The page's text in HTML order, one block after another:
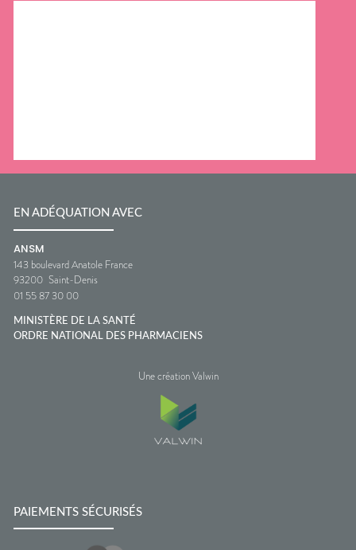
EN ADÉQUATION AVEC
ANSM
143 boulevard Anatole France
93200 Saint-Denis
01 55 87 30 00
MINISTÈRE DE LA SANTÉ
ORDRE NATIONAL DES PHARMACIENS
Une création Valwin
PAIEMENTS SÉCURISÉS